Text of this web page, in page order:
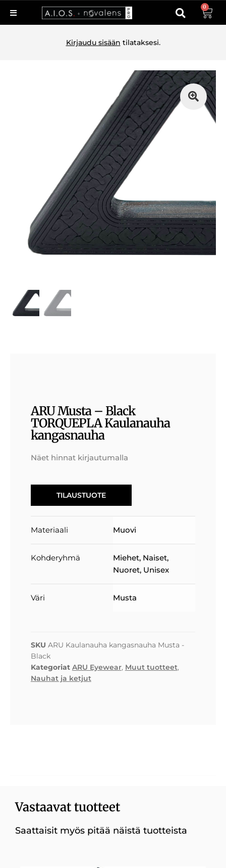
0
Kirjaudu sisään tilataksesi.
ARU Musta – Black
TORQUEPLA Kaulanauha
kangasnauha
Näet hinnat kirjautumalla
TILAUSTUOTE
Materiaali Muovi
Kohderyhmä Miehet, Naiset,
Nuoret, Unisex
Väri Musta
SKU ARU Kaulanauha kangasnauha Musta -
Black
Kategoriat ARU Eyewear, Muut tuotteet,
Nauhat ja ketjut
Vastaavat tuotteet
Saattaisit myös pitää näistä tuotteista